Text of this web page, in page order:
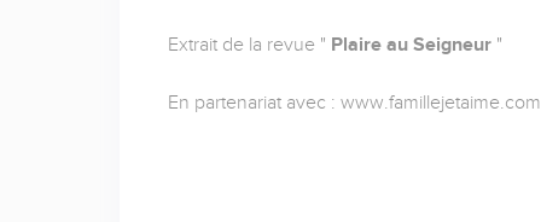
Extrait de la revue " Plaire au Seigneur"
En partenariat avec : www.famillejetaime.com